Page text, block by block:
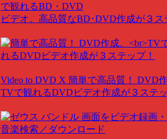
で観れるBD・DVD
ビデオ。高品質なBD･DVD作成が３ス
Video to DVD X 簡単で高品質！ DVD
TVで観れるDVDビデオ作成が３ステ